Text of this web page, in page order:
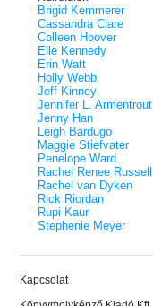
Brigid Kemmerer
Cassandra Clare
Colleen Hoover
Elle Kennedy
Erin Watt
Holly Webb
Jeff Kinney
Jennifer L. Armentrout
Jenny Han
Leigh Bardugo
Maggie Stiefvater
Penelope Ward
Rachel Renee Russell
Rachel van Dyken
Rick Riordan
Rupi Kaur
Stephenie Meyer
Kapcsolat